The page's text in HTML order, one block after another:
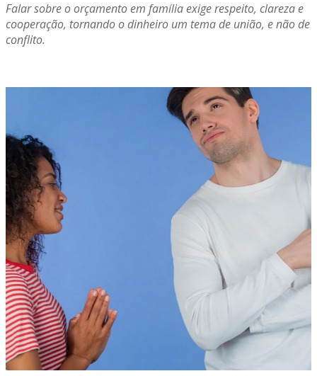
Falar sobre o orçamento em família exige respeito, clareza e
cooperação, tornando o dinheiro um tema de união, e não de
conflito.